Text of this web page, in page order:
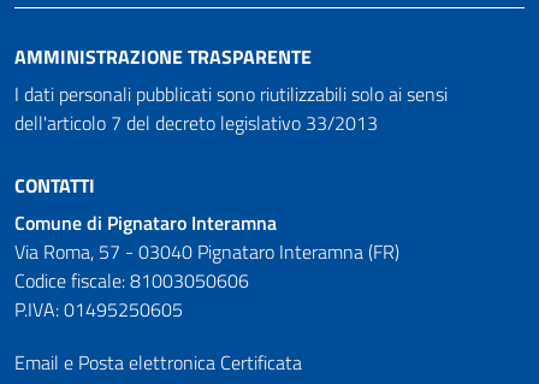
AMMINISTRAZIONE TRASPARENTE
I dati personali pubblicati sono riutilizzabili solo ai sensi
dell'articolo 7 del decreto legislativo 33/2013
CONTATTI
Comune di Pignataro Interamna
Via Roma, 57 - 03040 Pignataro Interamna (FR)
Codice fiscale: 81003050606
P.IVA: 01495250605
Email e Posta elettronica Certificata